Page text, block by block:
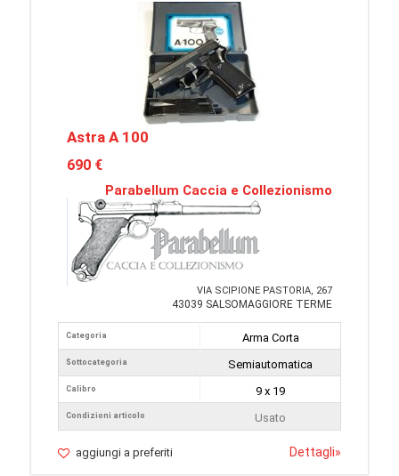
Astra A 100
690 €
Parabellum Caccia e Collezionismo
VIA SCIPIONE PASTORIA, 267
43039 SALSOMAGGIORE TERME
Categoria
Sottocategoria
Calibro
Condizioni articolo
Arma Corta
Semiautomatica
9 x 19
Usato
aggiungi a preferiti Dettagli»